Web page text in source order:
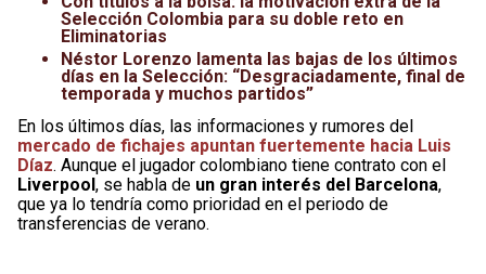
Selección Colombia para su doble reto en
Eliminatorias
Néstor Lorenzo lamenta las bajas de los últimos
días en la Selección: “Desgraciadamente, final de
temporada y muchos partidos”
En los últimos días, las informaciones y rumores del
mercado de fichajes apuntan fuertemente hacia Luis
Díaz. Aunque el jugador colombiano tiene contrato con el
Liverpool, se habla de un gran interés del Barcelona,
que ya lo tendría como prioridad en el periodo de
transferencias de verano.